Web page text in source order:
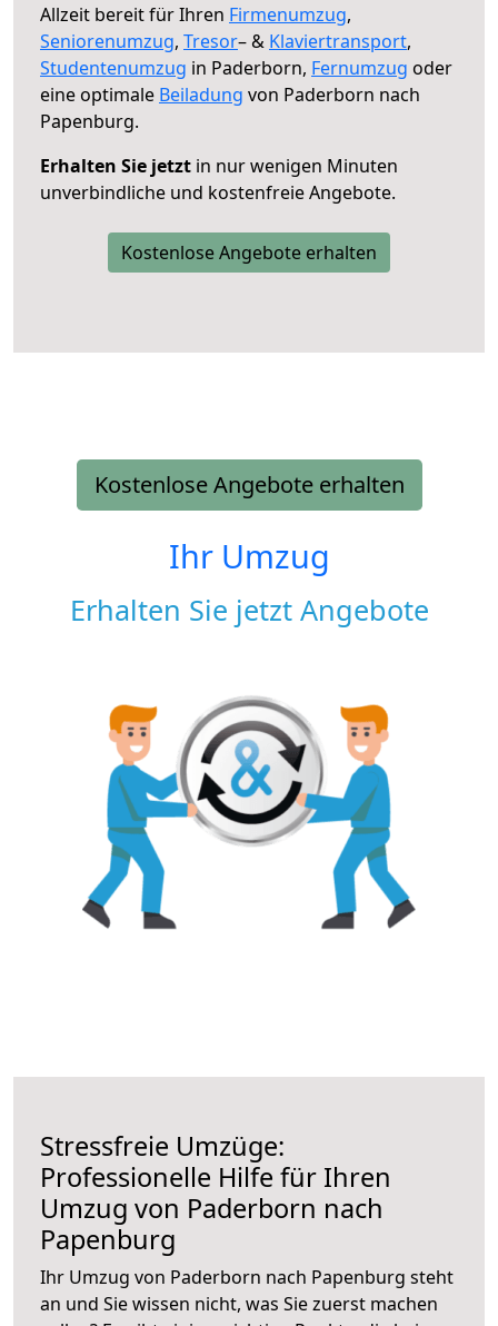
Allzeit bereit für Ihren Firmenumzug,
Seniorenumzug, Tresor– & Klaviertransport,
Studentenumzug in Paderborn, Fernumzug oder
eine optimale Beiladung von Paderborn nach
Papenburg.
Erhalten Sie jetzt in nur wenigen Minuten
unverbindliche und kostenfreie Angebote.
Kostenlose Angebote erhalten
Kostenlose Angebote erhalten
Ihr Umzug
Erhalten Sie jetzt Angebote
Stressfreie Umzüge:
Professionelle Hilfe für Ihren
Umzug von Paderborn nach
Papenburg
Ihr Umzug von Paderborn nach Papenburg steht
an und Sie wissen nicht, was Sie zuerst machen